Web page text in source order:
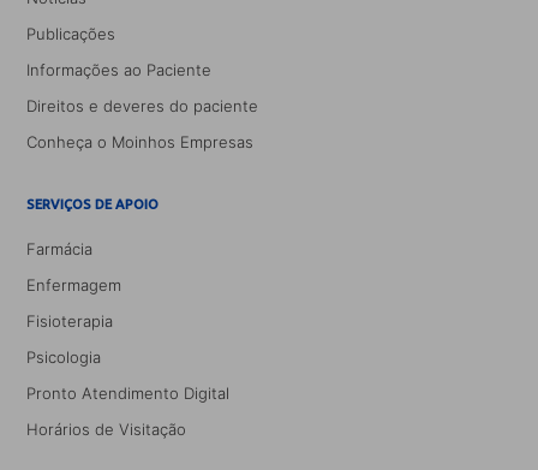
Publicações
Informações ao Paciente
Direitos e deveres do paciente
Conheça o Moinhos Empresas
SERVIÇOS DE APOIO
Farmácia
Enfermagem
Fisioterapia
Psicologia
Pronto Atendimento Digital
Horários de Visitação